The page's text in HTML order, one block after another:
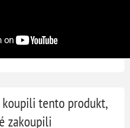
tento produkt,
zakoupili